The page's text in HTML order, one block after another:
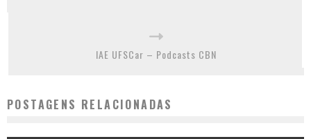
IAE UFSCar – Podcasts CBN
POSTAGENS RELACIONADAS